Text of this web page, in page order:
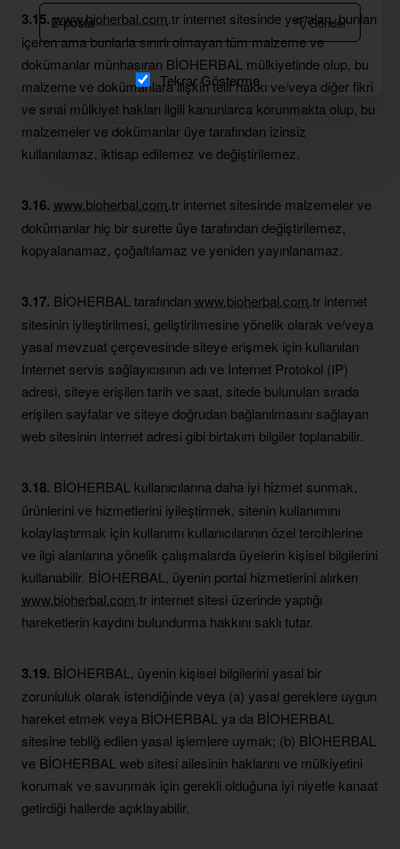
E-
posta
Gönder
Tekrar Gösterme
3.15. www.bioherbal.com.tr internet sitesinde yer alan, bunları
içeren ama bunlarla sınırlı olmayan tüm malzeme ve
dokümanlar münhasıran BİOHERBAL mülkiyetinde olup, bu
malzeme ve dokümanlara ilişkin telif hakkı ve/veya diğer fikri
ve sınai mülkiyet hakları ilgili kanunlarca korunmakta olup, bu
malzemeler ve dokümanlar üye tarafından izinsiz
kullanılamaz, iktisap edilemez ve değiştirilemez.
3.16. www.bioherbal.com.tr internet sitesinde malzemeler ve
dokümanlar hiç bir surette üye tarafından değiştirilemez,
kopyalanamaz, çoğaltılamaz ve yeniden yayınlanamaz.
3.17. BİOHERBAL tarafından www.bioherbal.com.tr internet
sitesinin iyileştirilmesi, geliştirilmesine yönelik olarak ve/veya
yasal mevzuat çerçevesinde siteye erişmek için kullanılan
Internet servis sağlayıcısının adı ve Internet Protokol (IP)
adresi, siteye erişilen tarih ve saat, sitede bulunulan sırada
erişilen sayfalar ve siteye doğrudan bağlanılmasını sağlayan
web sitesinin internet adresi gibi birtakım bilgiler toplanabilir.
3.18. BİOHERBAL kullanıcılarına daha iyi hizmet sunmak,
ürünlerini ve hizmetlerini iyileştirmek, sitenin kullanımını
kolaylaştırmak için kullanımı kullanıcılarının özel tercihlerine
ve ilgi alanlarına yönelik çalışmalarda üyelerin kişisel bilgilerini
kullanabilir. BİOHERBAL, üyenin portal hizmetlerini alırken
www.bioherbal.com.tr internet sitesi üzerinde yaptığı
hareketlerin kaydını bulundurma hakkını saklı tutar.
3.19. BİOHERBAL, üyenin kişisel bilgilerini yasal bir
zorunluluk olarak istendiğinde veya (a) yasal gereklere uygun
hareket etmek veya BİOHERBAL ya da BİOHERBAL
sitesine tebliğ edilen yasal işlemlere uymak; (b) BİOHERBAL
ve BİOHERBAL web sitesi ailesinin haklarını ve mülkiyetini
korumak ve savunmak için gerekli olduğuna iyi niyetle kanaat
getirdiği hallerde açıklayabilir.